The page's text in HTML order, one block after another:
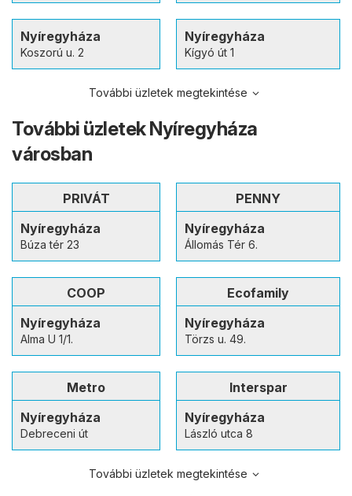
Nyíregyháza
Koszorú u. 2
Nyíregyháza
Kígyó út 1
További üzletek megtekintése
További üzletek Nyíregyháza
városban
PRIVÁT
Nyíregyháza
Búza tér 23
PENNY
Nyíregyháza
Állomás Tér 6.
COOP
Nyíregyháza
Alma U 1/1.
Ecofamily
Nyíregyháza
Törzs u. 49.
Metro
Nyíregyháza
Debreceni út
Interspar
Nyíregyháza
László utca 8
További üzletek megtekintése